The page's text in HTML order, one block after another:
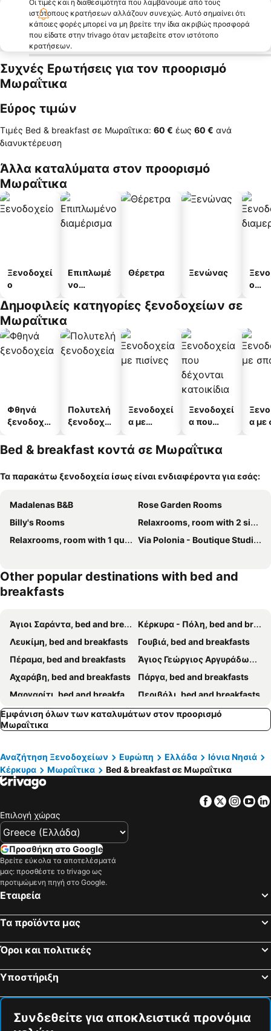
Οι τιμές και η διαθεσιμότητα που λαμβάνουμε από τους
ιστότοπους κρατήσεων αλλάζουν συνεχώς. Αυτό σημαίνει ότι
κάποιες φορές μπορεί να μη βρείτε την ίδια ακριβώς προσφορά
που είδατε στην trivago όταν μεταβείτε στον ιστότοπο
κρατήσεων.
Συχνές Ερωτήσεις για τον προορισμό
Μωραΐτικα
Εύρος τιμών
Τιμές Bed & breakfast σε Μωραΐτικα: ‎60 € έως ‎60 € ανά
διανυκτέρευση
Άλλα καταλύματα στον προορισμό
Μωραΐτικα
Ξενοδοχεί
ο
Επιπλωμέ
νο
α
Θέρετρα Ξενώνας
ο
Δημοφιλείς κατηγορίες ξενοδοχείων σε
Μωραΐτικα
Φθηνά
ξενοδοχεί
Πολυτελή
ξενοδοχεί
Ξενοδοχεί
α με
Ξενοδοχεί
α που
κατοικίδι
α με
Bed & breakfast κοντά σε Μωραΐτικα
Τα παρακάτω ξενοδοχεία ίσως είναι ενδιαφέροντα για εσάς:
Madalenas B&B
Rose Garden Rooms
Billy's Rooms
Relaxrooms, room with 2 single beds
Relaxrooms, room with 1 queen size bed
Via Polonia - Boutique Studios Corfu
Other popular destinations with bed and
breakfasts
Άγιοι Σαράντα, bed and breakfasts
Κέρκυρα - Πόλη, bed and breakfasts
Λευκίμη, bed and breakfasts
Γουβιά, bed and breakfasts
Πέραμα, bed and breakfasts
Άγιος Γεώργιος Αργυράδων, bed and breakfasts
Αχαράβη, bed and breakfasts
Πάργα, bed and breakfasts
Μαργαρίτι, bed and breakfasts
Περιβόλι, bed and breakfasts
Σύβοτα, bed and breakfasts
Konispol, bed and breakfasts
Πλαταριά, bed and breakfasts
Ρόδα, bed and breakfasts
Εμφάνιση όλων των καταλυμάτων στον προορισμό
Μωραΐτικα
Αναζήτηση Ξενοδοχείων Ευρώπη Ελλάδα
Ιόνια Νησιά
Κέρκυρα
Μωραΐτικα Bed & breakfast σε Μωραΐτικα
Facebook
Twitter
Επιλογή χώρας
Προσθήκη στο Google
Βρείτε εύκολα τα αποτελέσματά
μας: προσθέστε το trivago ως
προτιμώμενη πηγή στο Google.
Εταιρεία
Τα προϊόντα μας
Όροι και πολιτικές
Υποστήριξη
Συνδεθείτε για αποκλειστικά προνόμια